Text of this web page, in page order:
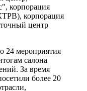
корпорация
корпорация
центр
24 мероприятия
салона
За время
более 20